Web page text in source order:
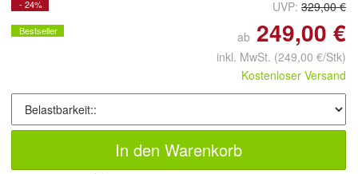
- 24% UVP: 329,00 €
Bestseller ab 249,00 €
inkl. MwSt. (249,00 €/Stk)
Kostenloser Versand
In den Warenkorb